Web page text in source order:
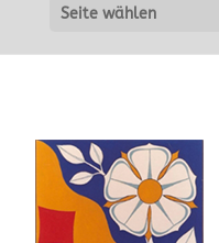
Seite wählen